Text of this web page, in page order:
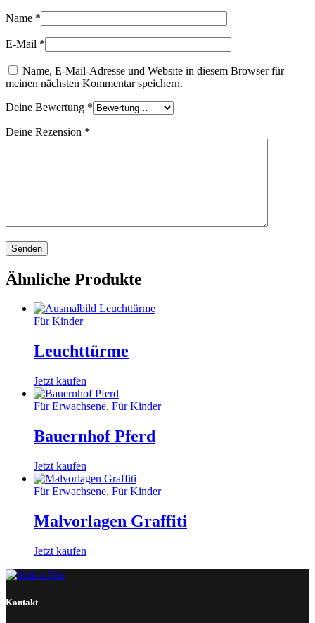
Name *
E-Mail *
Name, E-Mail-Adresse und Website in diesem Browser für
meinen nächsten Kommentar speichern.
Deine Bewertung *
Deine Rezension *
Ähnliche Produkte
Für Kinder
Leuchttürme
Jetzt kaufen
Für Erwachsene, Für Kinder
Bauernhof Pferd
Jetzt kaufen
Für Erwachsene, Für Kinder
Malvorlagen Graffiti
Jetzt kaufen
Kontakt